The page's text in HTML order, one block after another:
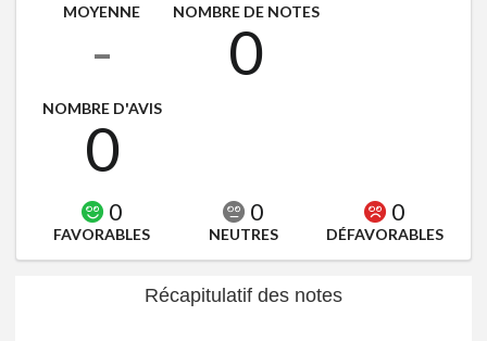
MOYENNE
-
NOMBRE DE NOTES
0
NOMBRE D'AVIS
0
0
FAVORABLES
0
NEUTRES
0
DÉFAVORABLES
Récapitulatif des notes